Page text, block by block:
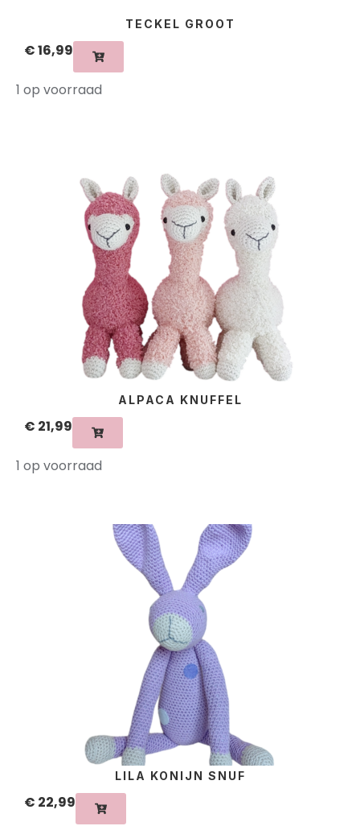
TECKEL GROOT
€16,99
1 op voorraad
ALPACA KNUFFEL
€ 21,99
1 op voorraad
LILA KONIJN SNUF
€ 22,99